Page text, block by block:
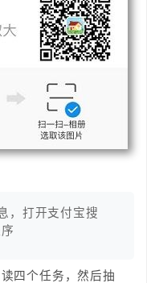
，打开支付宝搜
四个任务，然后抽